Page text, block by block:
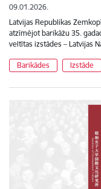
09.01.2026.
Latvijas Republikas
atzīmējot barikāžu 35.
veltītas izstādes – Latvijas
Barikādes Izstāde